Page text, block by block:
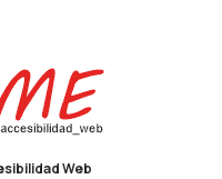
Web